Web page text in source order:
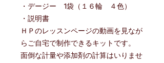
・デージー 1袋（１６輪 ４色）
・説明書
ＨＰのレッスンページの動画を見なが
らご自宅で制作できるキットです。
面倒な計量や添加剤の計算はいりませ